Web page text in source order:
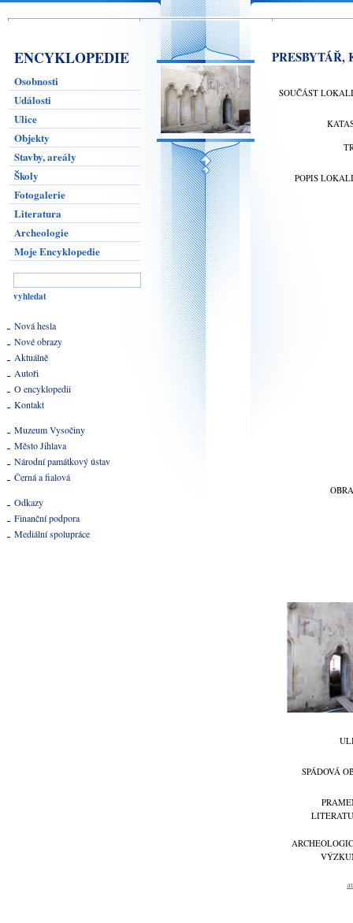
ENCYKLOPEDIE
Osobnosti
Události
Ulice
Objekty
Stavby, areály
Školy
Fotogalerie
Literatura
Archeologie
Moje Encyklopedie
Nová hesla
Nové obrazy
Aktuálně
Autoři
O encyklopedii
Kontakt
Muzeum Vysočiny
Město Jihlava
Národní památkový ústav
Černá a fialová
Odkazy
Finanční podpora
Mediální spolupráce
PRESBYTÁŘ,
SOUČÁST
POPIS
SPÁDOVÁ